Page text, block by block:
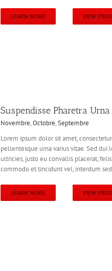
LEARN MORE VIEW
Suspendisse Pharetra Urna
Novembre,Octobre,Septembre
Lorem ipsum dolor sit amet,
pellentesque urna varius vitae. Sed dui
ultricies, justo eu convallis placerat,
commodo et tincidunt vel, interdum
LEARN MORE VIEW